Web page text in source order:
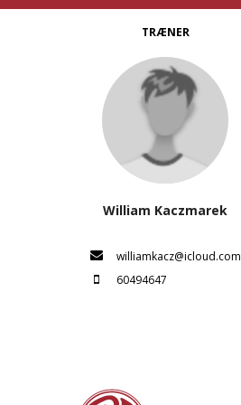
TRÆNER
William Kaczmarek
williamkacz@icloud.com
60494647